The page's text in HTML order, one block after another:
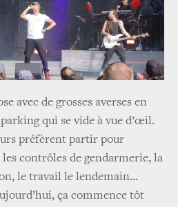
avec de grosses averses en
qui se vide à vue d’œil.
préfèrent partir pour
contrôles de gendarmerie, la
le travail le lendemain...
ça commence tôt